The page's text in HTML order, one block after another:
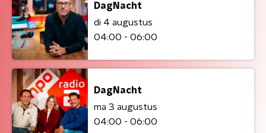
DagNacht
di 4 augustus
04:00 - 06:00
DagNacht
ma 3 augustus
04:00 - 06:00